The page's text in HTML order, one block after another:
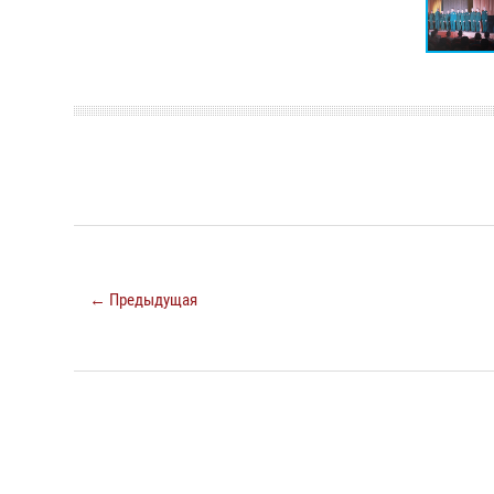
← Предыдущая